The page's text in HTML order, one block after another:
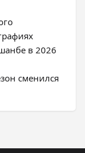
в 2026
сменился